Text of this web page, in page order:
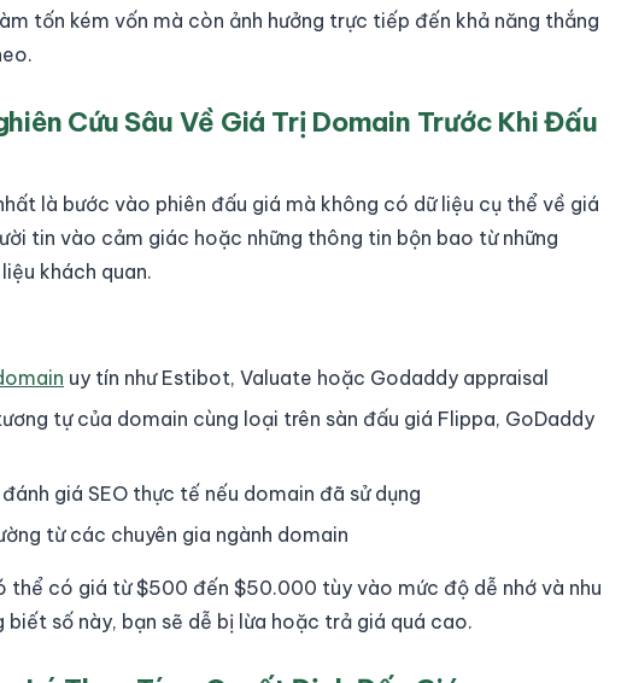
tốn kém vốn mà còn ảnh hưởng trực tiếp đến khả năng thắng
Cứu Sâu Về Giá Trị Domain Trước Khi Đấu
là bước vào phiên đấu giá mà không có dữ liệu cụ thể về giá
tin vào cảm giác hoặc những thông tin bộn bao từ những
khách quan.
uy tín như Estibot, Valuate hoặc Godaddy appraisal
tự của domain cùng loại trên sàn đấu giá Flippa, GoDaddy
giá SEO thực tế nếu domain đã sử dụng
từ các chuyên gia ngành domain
thể có giá từ $500 đến $50.000 tùy vào mức độ dễ nhớ và nhu
biết số này, bạn sẽ dễ bị lừa hoặc trả giá quá cao.